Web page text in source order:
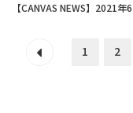
【CANVAS NEWS】2021年
1 2